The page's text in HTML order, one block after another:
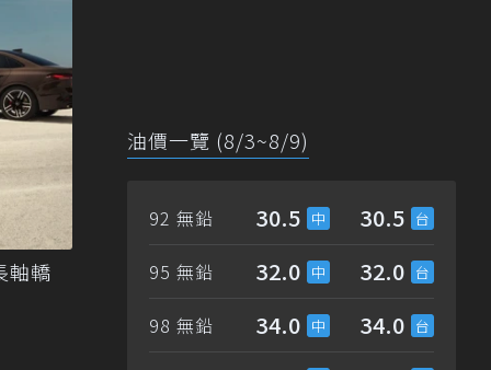
軸轎
油價一覽 (8/3~8/9)
92 無鉛 30.5 30.5
95 無鉛 32.0 32.0
98 無鉛 34.0 34.0